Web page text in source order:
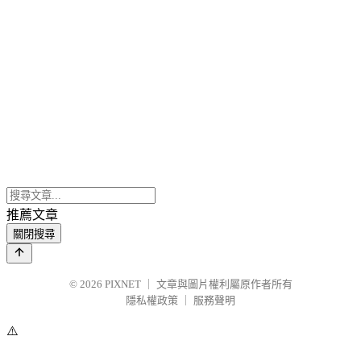
推薦文章
關閉搜尋
© 2026 PIXNET
文章與圖片權利屬原作者所有
隱私權政策
服務聲明
⚠️